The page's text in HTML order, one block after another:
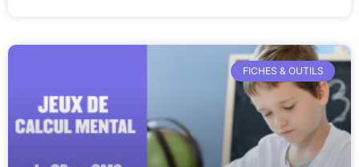
FICHES & OUTILS